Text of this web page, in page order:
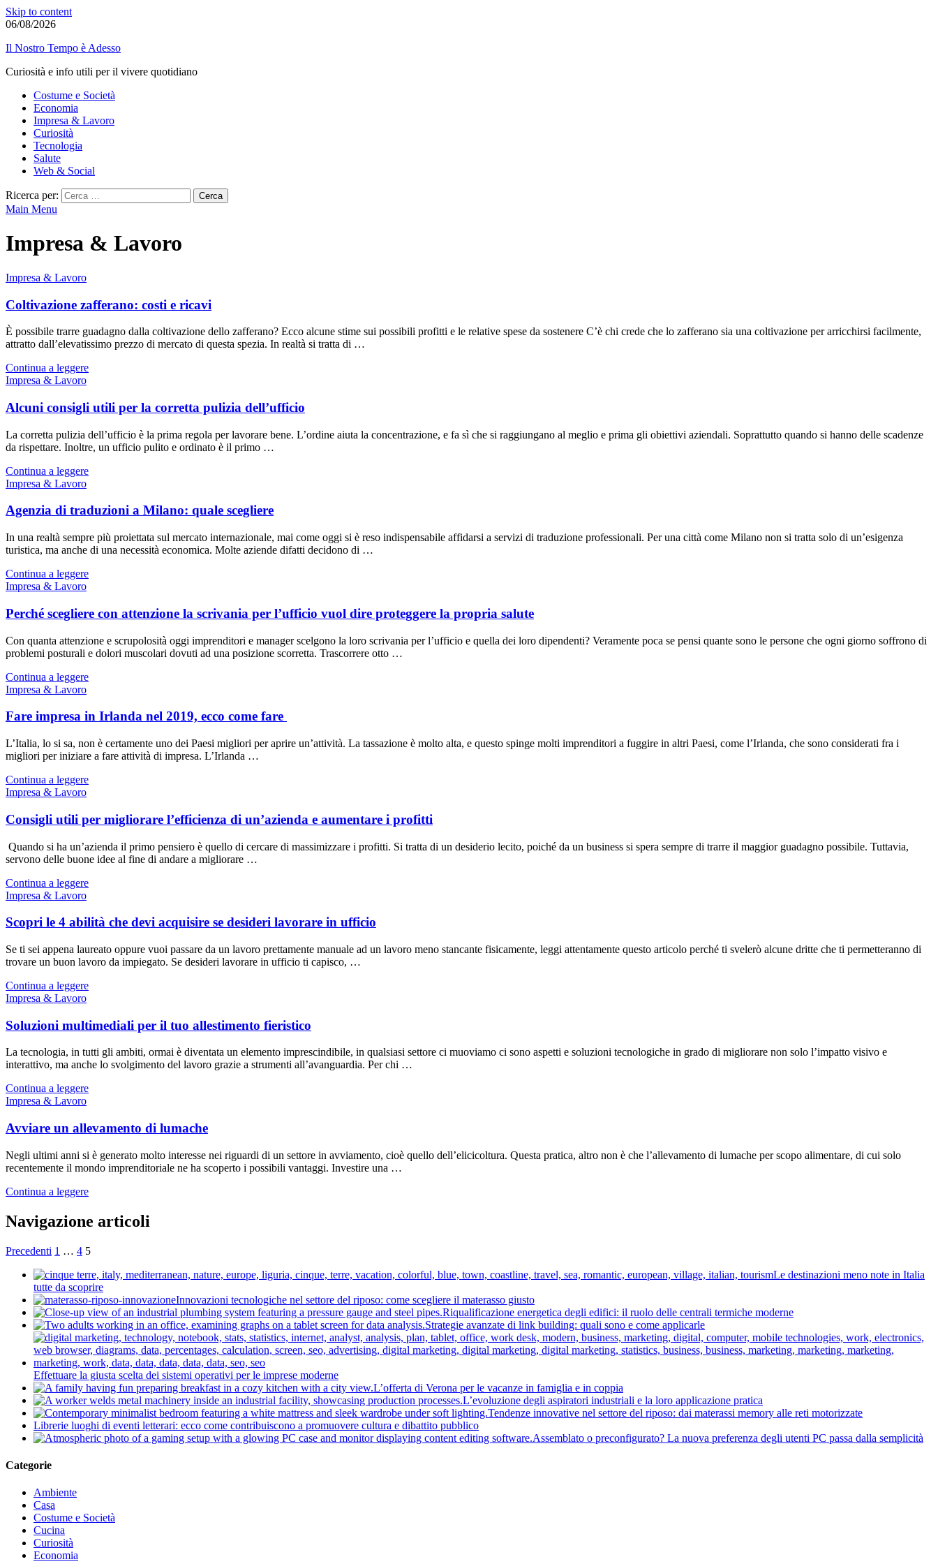
Skip to content
06/08/2026
Il Nostro Tempo è Adesso
Curiosità e info utili per il vivere quotidiano
Costume e Società
Economia
Impresa & Lavoro
Curiosità
Tecnologia
Salute
Web & Social
Ricerca per:
Main Menu
Impresa & Lavoro
Impresa & Lavoro
Coltivazione zafferano: costi e ricavi
È possibile trarre guadagno dalla coltivazione dello zafferano? Ecco alcune stime sui possibili profitti e le relative spese da sostenere C’è chi crede che lo zafferano sia una coltivazione per arricchirsi facilmente,
attratto dall’elevatissimo prezzo di mercato di questa spezia. In realtà si tratta di …
Continua a leggere
Impresa & Lavoro
Alcuni consigli utili per la corretta pulizia dell’ufficio
La corretta pulizia dell’ufficio è la prima regola per lavorare bene. L’ordine aiuta la concentrazione, e fa sì che si raggiungano al meglio e prima gli obiettivi aziendali. Soprattutto quando si hanno delle scadenze
da rispettare. Inoltre, un ufficio pulito e ordinato è il primo …
Continua a leggere
Impresa & Lavoro
Agenzia di traduzioni a Milano: quale scegliere
In una realtà sempre più proiettata sul mercato internazionale, mai come oggi si è reso indispensabile affidarsi a servizi di traduzione professionali. Per una città come Milano non si tratta solo di un’esigenza
turistica, ma anche di una necessità economica. Molte aziende difatti decidono di …
Continua a leggere
Impresa & Lavoro
Perché scegliere con attenzione la scrivania per l’ufficio vuol dire proteggere la propria salute
Con quanta attenzione e scrupolosità oggi imprenditori e manager scelgono la loro scrivania per l’ufficio e quella dei loro dipendenti? Veramente poca se pensi quante sono le persone che ogni giorno soffrono di
problemi posturali e dolori muscolari dovuti ad una posizione scorretta. Trascorrere otto …
Continua a leggere
Impresa & Lavoro
Fare impresa in Irlanda nel 2019, ecco come fare
L’Italia, lo si sa, non è certamente uno dei Paesi migliori per aprire un’attività. La tassazione è molto alta, e questo spinge molti imprenditori a fuggire in altri Paesi, come l’Irlanda, che sono considerati fra i
migliori per iniziare a fare attività di impresa. L’Irlanda …
Continua a leggere
Impresa & Lavoro
Consigli utili per migliorare l’efficienza di un’azienda e aumentare i profitti
Quando si ha un’azienda il primo pensiero è quello di cercare di massimizzare i profitti. Si tratta di un desiderio lecito, poiché da un business si spera sempre di trarre il maggior guadagno possibile. Tuttavia,
servono delle buone idee al fine di andare a migliorare …
Continua a leggere
Impresa & Lavoro
Scopri le 4 abilità che devi acquisire se desideri lavorare in ufficio
Se ti sei appena laureato oppure vuoi passare da un lavoro prettamente manuale ad un lavoro meno stancante fisicamente, leggi attentamente questo articolo perché ti svelerò alcune dritte che ti permetteranno di
trovare un buon lavoro da impiegato. Se desideri lavorare in ufficio ti capisco, …
Continua a leggere
Impresa & Lavoro
Soluzioni multimediali per il tuo allestimento fieristico
La tecnologia, in tutti gli ambiti, ormai è diventata un elemento imprescindibile, in qualsiasi settore ci muoviamo ci sono aspetti e soluzioni tecnologiche in grado di migliorare non solo l’impatto visivo e
interattivo, ma anche lo svolgimento del lavoro grazie a strumenti all’avanguardia. Per chi …
Continua a leggere
Impresa & Lavoro
Avviare un allevamento di lumache
Negli ultimi anni si è generato molto interesse nei riguardi di un settore in avviamento, cioè quello dell’elicicoltura. Questa pratica, altro non è che l’allevamento di lumache per scopo alimentare, di cui solo
recentemente il mondo imprenditoriale ne ha scoperto i possibili vantaggi. Investire una …
Continua a leggere
Navigazione articoli
Precedenti 1 … 4 5
Le destinazioni meno note in Italia
tutte da scoprire
Innovazioni tecnologiche nel settore del riposo: come scegliere il materasso giusto
Riqualificazione energetica degli edifici: il ruolo delle centrali termiche moderne
Strategie avanzate di link building: quali sono e come applicarle
Effettuare la giusta scelta dei sistemi operativi per le imprese moderne
L’offerta di Verona per le vacanze in famiglia e in coppia
L’evoluzione degli aspiratori industriali e la loro applicazione pratica
Tendenze innovative nel settore del riposo: dai materassi memory alle reti motorizzate
Librerie luoghi di eventi letterari: ecco come contribuiscono a promuovere cultura e dibattito pubblico
Assemblato o preconfigurato? La nuova preferenza degli utenti PC passa dalla semplicità
Categorie
Ambiente
Casa
Costume e Società
Cucina
Curiosità
Economia